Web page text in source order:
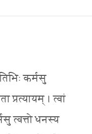
कर्मसु
प्रत्यायम् । त्वां
त्वत्तो धनस्य